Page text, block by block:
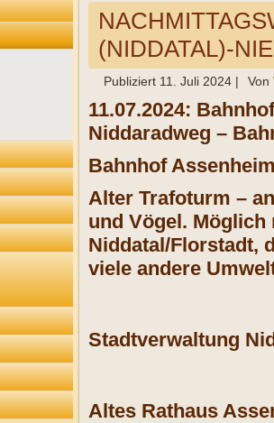
(NIDDATAL)-
Publiziert 11. Juli 2024 | Von
11.07.2024:
Niddaradweg –
Bahnhof
Alter Trafoturm –
und Vögel. Möglich
Niddatal/Florstadt,
viele andere
Stadtverwaltung
Altes Rathaus